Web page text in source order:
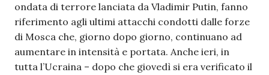
ondata di terrore lanciata da Vladimir Putin, fanno
riferimento agli ultimi attacchi condotti dalle forze
di Mosca che, giorno dopo giorno, continuano ad
aumentare in intensità e portata. Anche ieri, in
tutta l’Ucraina – dopo che giovedì si era verificato il